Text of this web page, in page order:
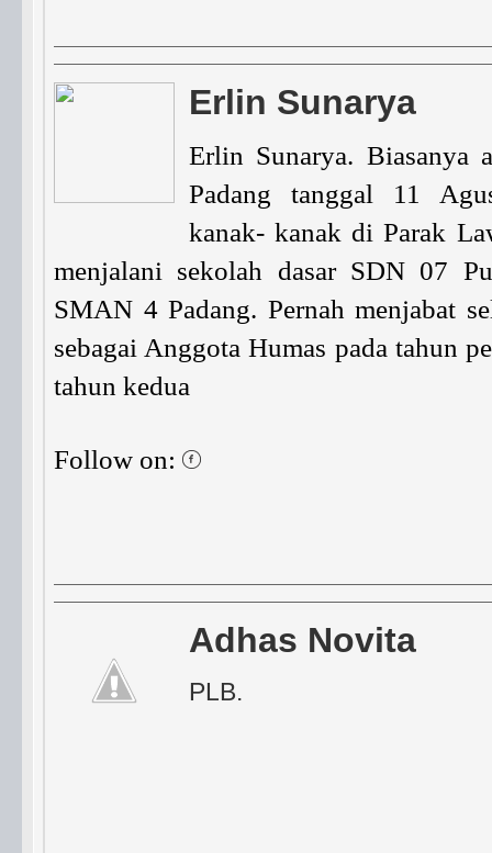
Erlin Sunarya
Erlin Sunarya.
Padang tanggal 11
kanak- kanak di Parak
menjalani sekolah dasar SDN 07
SMAN 4 Padang. Pernah menjabat
sebagai Anggota Humas pada tahun
tahun kedua
Follow on:
Adhas Novita
PLB.